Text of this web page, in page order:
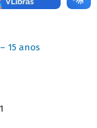
15 anos